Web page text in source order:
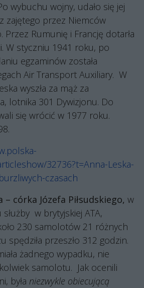
wybuchu wojny, udało się jej
zajętego przez Niemców
Rumunię i Francję dotarła
W styczniu 1941 roku, po
egzaminów została
Air Transport Auxiliary. W
wyszła za mąż za
lotnika 301 Dywizjonu. Do
się wrócić w 1977 roku.
32736?t=Anna-Leska-
czasach
– córka Józefa Piłsudskiego, w
w brytyjskiej ATA,
230 samolotów 21 różnych
spędziła przeszło 312 godzin.
żadnego wypadku, nie
samolotu. Jak ocenili
była niezwykle obiecującą